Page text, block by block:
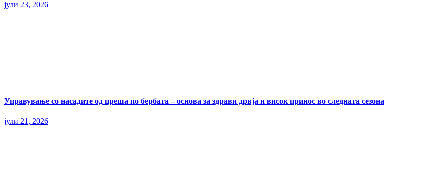
јули 23, 2026
Управување со насадите од цреша по бербата – основа за здрави дрвја и висок принос во следната сезона
јули 21, 2026